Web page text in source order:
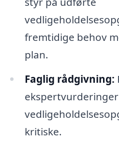
fremtidige behov
plan.
Faglig rådgivning:
kritiske.